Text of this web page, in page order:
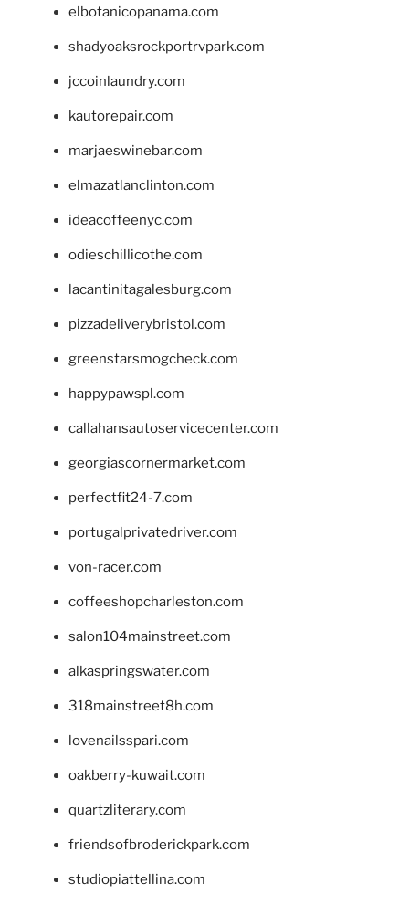
elbotanicopanama.com
shadyoaksrockportrvpark.com
jccoinlaundry.com
kautorepair.com
marjaeswinebar.com
elmazatlanclinton.com
ideacoffeenyc.com
odieschillicothe.com
lacantinitagalesburg.com
pizzadeliverybristol.com
greenstarsmogcheck.com
happypawspl.com
callahansautoservicecenter.com
georgiascornermarket.com
perfectfit24-7.com
portugalprivatedriver.com
von-racer.com
coffeeshopcharleston.com
salon104mainstreet.com
alkaspringswater.com
318mainstreet8h.com
lovenailsspari.com
oakberry-kuwait.com
quartzliterary.com
friendsofbroderickpark.com
studiopiattellina.com